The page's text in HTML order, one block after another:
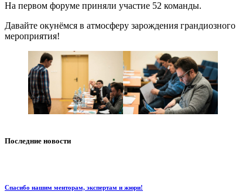
На первом форуме приняли участие 52 команды.
Давайте окунёмся в атмосферу зарождения грандиозного
мероприятия!
Последние новости
Спасибо нашим менторам, экспертам и жюри!